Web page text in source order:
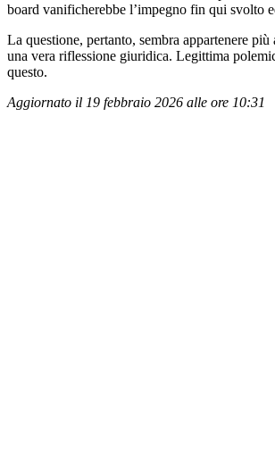
board vanificherebbe l’impegno fin qui svolto
La questione, pertanto, sembra appartenere più
una vera riflessione giuridica. Legittima
questo.
Aggiornato il 19 febbraio 2026 alle ore 10:31